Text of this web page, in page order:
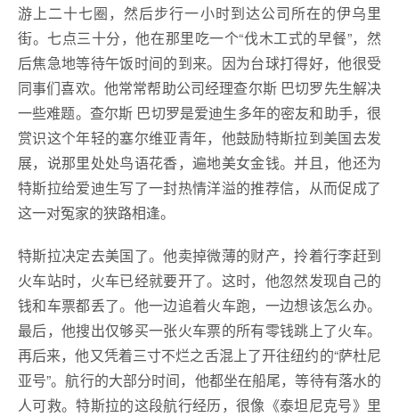
游上二十七圈，然后步行一小时到达公司所在的伊乌里
街。七点三十分，他在那里吃一个“伐木工式的早餐”，然
后焦急地等待午饭时间的到来。因为台球打得好，他很受
同事们喜欢。他常常帮助公司经理查尔斯 巴切罗先生解决
一些难题。查尔斯 巴切罗是爱迪生多年的密友和助手，很
赏识这个年轻的塞尔维亚青年，他鼓励特斯拉到美国去发
展，说那里处处鸟语花香，遍地美女金钱。并且，他还为
特斯拉给爱迪生写了一封热情洋溢的推荐信，从而促成了
这一对冤家的狭路相逢。
特斯拉决定去美国了。他卖掉微薄的财产，拎着行李赶到
火车站时，火车已经就要开了。这时，他忽然发现自己的
钱和车票都丢了。他一边追着火车跑，一边想该怎么办。
最后，他搜出仅够买一张火车票的所有零钱跳上了火车。
再后来，他又凭着三寸不烂之舌混上了开往纽约的“萨杜尼
亚号”。航行的大部分时间，他都坐在船尾，等待有落水的
人可救。特斯拉的这段航行经历，很像《泰坦尼克号》里